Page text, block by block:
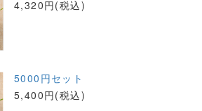
4,320円(税込)
5000円セット
5,400円(税込)